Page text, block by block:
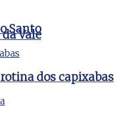
Vale
Santo
dos capixabas